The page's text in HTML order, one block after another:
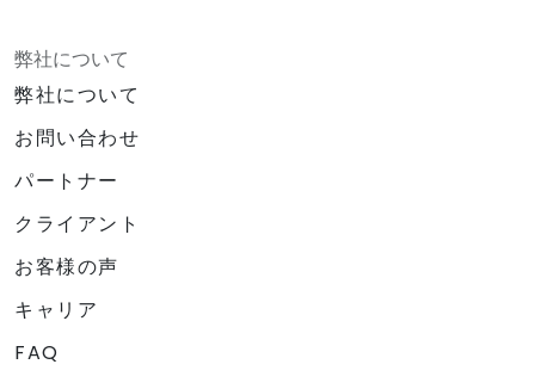
弊社について
弊社について
お問い合わせ
パートナー
クライアント
お客様の声
キャリア
FAQ